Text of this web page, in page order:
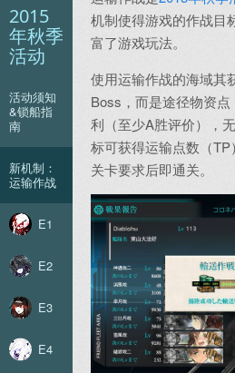
2015
年秋季
活动
活动须知
&锁船指
南
新机制：
运输作战
E1
E2
E3
E4
机制使得游戏的作战目
富了游戏玩法。
使用运输作战的海域其
Boss，而是途径物资
利（至少A胜评价），
标可获得运输点数（
关卡要求后即通关。